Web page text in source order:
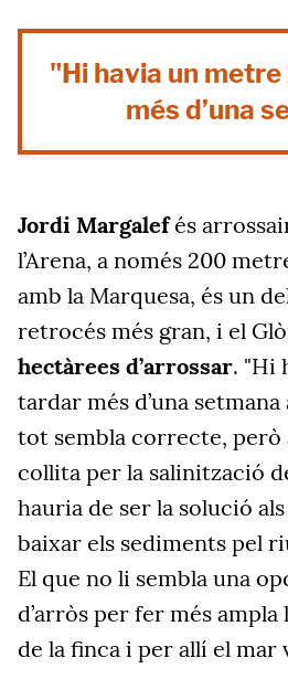
"Hi havia un
més d’una
Jordi Margalefés
l’Arena, a només 200
amb la Marquesa, és un
retrocés més gran, i el
hectàrees d’arrossar. "Hi
tardar més d’una
tot sembla correcte, però
collita per la salinització
hauria de ser la solució
baixar els sediments pel
El que no li sembla una
d’arròs per fer més
de la finca i per allí el mar